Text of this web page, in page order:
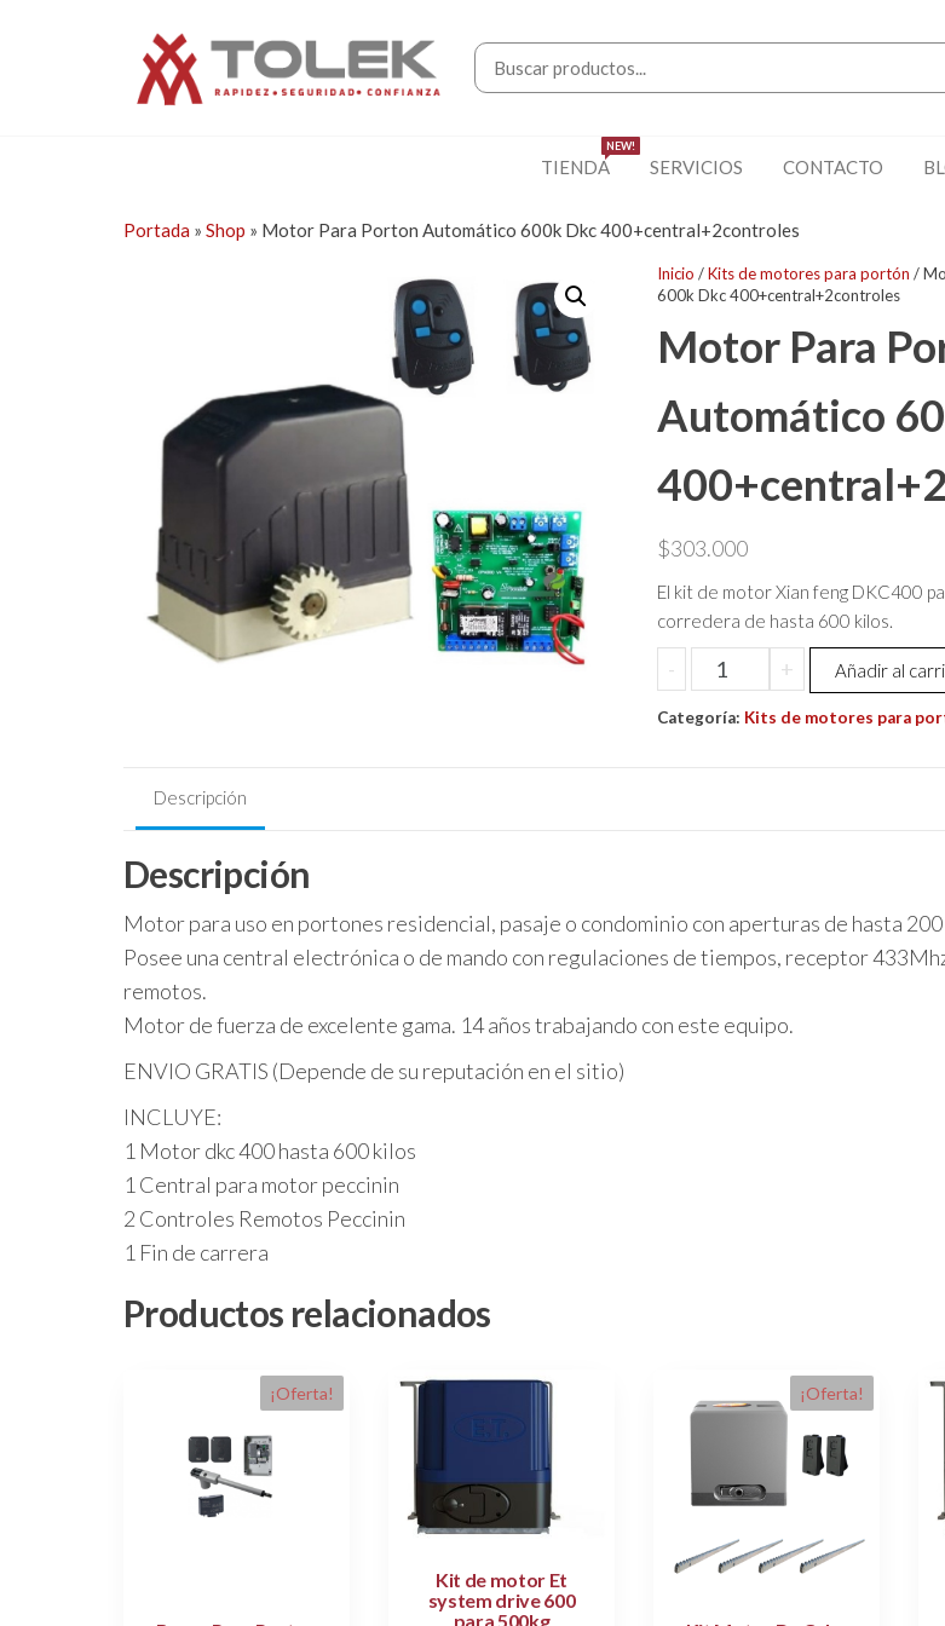
Tolek
TIENDA
NEW!
SERVICIOS CONTACTO
Portada » Shop » Motor Para Porton Automático 600k Dkc 400+central+2controles
Inicio /Kits de motores para portón /
600k Dkc 400+central+2controles
Motor Para
Automático
$303.000
El kit de motor Xian feng DKC400
corredera de hasta 600 kilos.
-
Motor
Para
Porton
+ Añadir al
Categoría: Kits de motores para
Descripción
Descripción
Motor para uso en portones residencial, pasaje o condominio con aperturas de hasta
Posee una central electrónica o de mando con regulaciones de tiempos, receptor
remotos.
Motor de fuerza de excelente gama. 14 años trabajando con este equipo.
ENVIO GRATIS (Depende de su reputación en el sitio)
INCLUYE:
1 Motor dkc 400 hasta 600 kilos
1 Central para motor peccinin
2 Controles Remotos Peccinin
1 Fin de carrera
Productos relacionados
¡Oferta!
Kit de motor Et
system drive 600
para 500kg
¡Oferta!